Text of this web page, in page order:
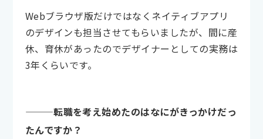
Webブラウザ版だけではなくネイティブアプリ
のデザインも担当させてもらいましたが、間に産
休、育休があったのでデザイナーとしての実務は
3年くらいです。
———転職を考え始めたのはなにがきっかけだっ
たんですか？